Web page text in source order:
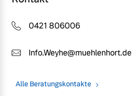
0421 806006
Info.Weyhe@muehlenhort.de
Alle Beratungskontakte